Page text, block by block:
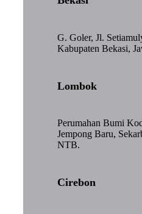
G. Goler, Jl.
Kabupaten Bekasi,
Lombok
Perumahan Bumi
Jempong Baru,
NTB.
Cirebon